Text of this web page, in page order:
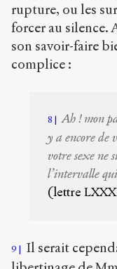
rupture, ou les
forcer au silence.
son savoir-faire
complice :
8
Ah ! mon
y a encore de
votre sexe ne
l’intervalle
(lettre
9
Il serait